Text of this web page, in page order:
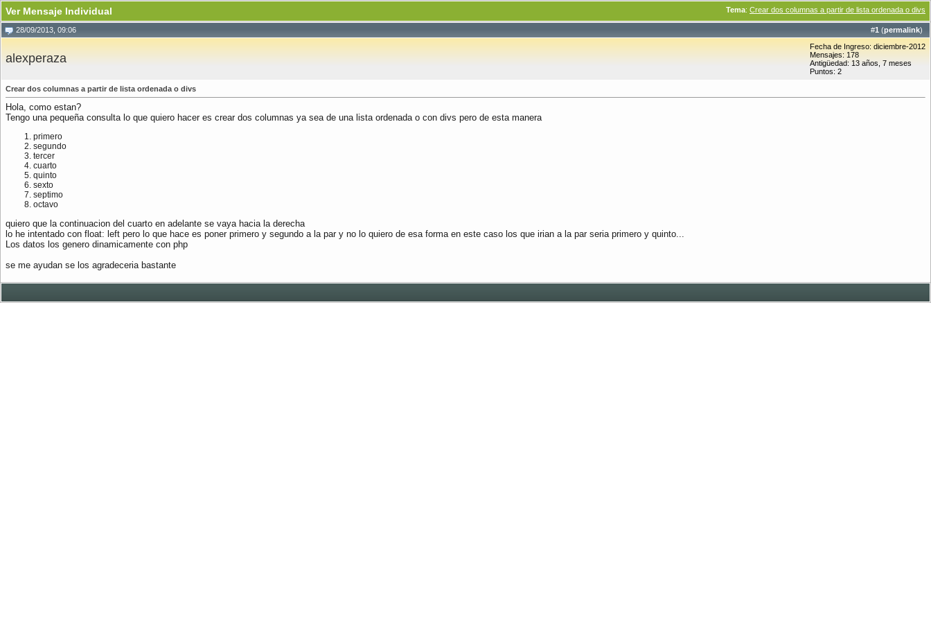
Tema: Crear dos columnas a partir de lista ordenada o divs
Ver Mensaje Individual
#1 (permalink)
28/09/2013, 09:06
alexperaza
Fecha de Ingreso: diciembre-2012
Mensajes: 178
Antigüedad: 13 años, 7 meses
Puntos: 2
Crear dos columnas a partir de lista ordenada o divs
Hola, como estan?
Tengo una pequeña consulta lo que quiero hacer es crear dos columnas ya sea de una lista ordenada o con divs pero de esta manera
primero
segundo
tercer
cuarto
quinto
sexto
septimo
octavo
quiero que la continuacion del cuarto en adelante se vaya hacia la derecha
lo he intentado con float: left pero lo que hace es poner primero y segundo a la par y no lo quiero de esa forma en este caso los que irian a la par seria primero y quinto...
Los datos los genero dinamicamente con php
se me ayudan se los agradeceria bastante